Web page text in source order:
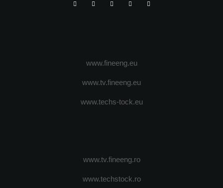
www.fineeng.eu
www.tv.fineeng.eu
www.techs-tock.eu
www.tv.fineeng.ro
www.techstock.ro